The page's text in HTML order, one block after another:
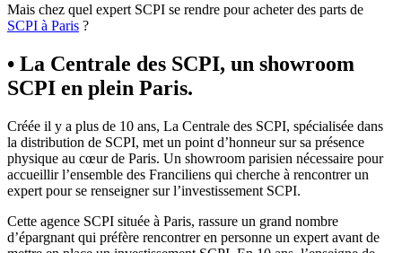
Mais chez quel expert SCPI se rendre pour acheter des parts de
SCPI à Paris ?
• La Centrale des SCPI, un showroom
SCPI en plein Paris.
Créée il y a plus de 10 ans, La Centrale des SCPI, spécialisée dans
la distribution de SCPI, met un point d’honneur sur sa présence
physique au cœur de Paris. Un showroom parisien nécessaire pour
accueillir l’ensemble des Franciliens qui cherche à rencontrer un
expert pour se renseigner sur l’investissement SCPI.
Cette agence SCPI située à Paris, rassure un grand nombre
d’épargnant qui préfère rencontrer en personne un expert avant de